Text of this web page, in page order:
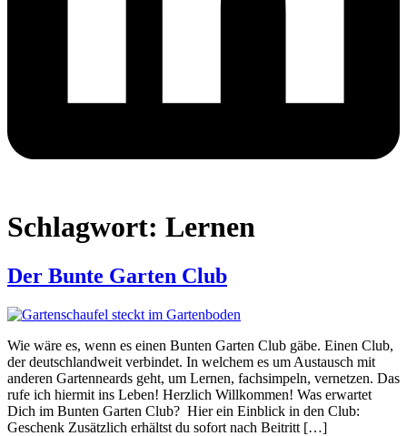
Schlagwort: Lernen
Der Bunte Garten Club
Wie wäre es, wenn es einen Bunten Garten Club gäbe. Einen Club,
der deutschlandweit verbindet. In welchem es um Austausch mit
anderen Gartenneards geht, um Lernen, fachsimpeln, vernetzen. Das
rufe ich hiermit ins Leben! Herzlich Willkommen! Was erwartet
Dich im Bunten Garten Club? Hier ein Einblick in den Club:
Geschenk Zusätzlich erhältst du sofort nach Beitritt […]